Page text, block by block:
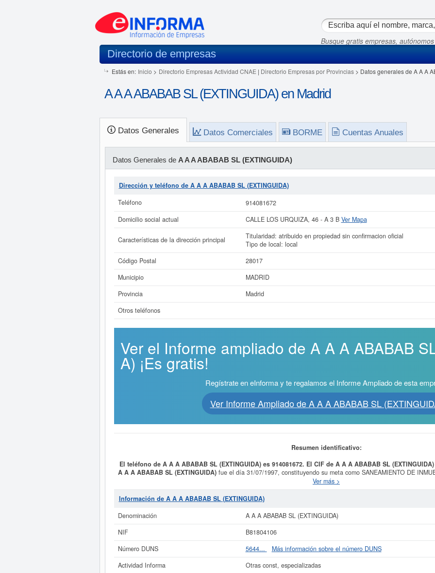
Busque gratis empresas,
Directorio de empresas
Estás en: Inicio > Directorio Empresas Actividad CNAE | Directorio Empresas por Provincias> Datos generales de A A A
A A A ABABAB SL (EXTINGUIDA) en Madrid
Datos Generales Datos Comerciales BORME Cuentas Anuales
Datos Generales de A A A ABABAB SL (EXTINGUIDA)
Dirección y teléfono de A A A ABABAB SL (EXTINGUIDA)
Teléfono
914081672
Domicilio social actual
CALLE LOS URQUIZA, 46 - A 3 B Ver Mapa
Características de la dirección principal
Titularidad: atribuido en propiedad sin confirmacion oficial
Tipo de local: local
Código Postal
28017
Municipio
MADRID
Provincia
Madrid
Otros teléfonos
Ver el Informe ampliado de A A A ABABAB
A) ¡Es gratis!
Regístrate en eInforma y te regalamos el Informe Ampliado de esta
Ver Informe Ampliado de A A A ABABAB SL
Resumen identificativo:
El teléfono de A A A ABABAB SL (EXTINGUIDA) es 914081672. El CIF de A A A ABABAB SL
A A A ABABAB SL (EXTINGUIDA)fue el día 31/07/1997, constituyendo su meta como SANEAMIENTO DE
SANEAMIENTO Y CONSTRUCCION EN GENERAL. LA ADQUISICION. EXPLOTACION Y ENAJENACION
clasificada dentro del CNAE en la categoría 4324 - Otras instalaciones en obras de construcción.A A A
dentro de la clasificación SIC con el número 17960000. El número de empleados de esta empresa es de 5. Se ha
veces, donde la última consulta se ha producido el 05/09/2024. Aquí mismo puede informarse de qué
capital aproximado de esta empresa es de 3.100 a 60.000 €. La empresaA A A ABABAB SL (EXTINGUIDA)
Madrid y tiene en el BORME 31 actos.
Si está interesado en conocer más datos de la empresa A A A ABABAB SL (EXTINGUIDA) puede
A A A ABABAB SL (EXTINGUIDA) y consultar los resultados de sus años de actividad, así como los balances y
La última actualización del informe de empresa se ha realizado el 17/10/2025.
Ver más >
Información de A A A ABABAB SL (EXTINGUIDA)
Denominación
A A A ABABAB SL (EXTINGUIDA)
NIF
B81804106
Número DUNS
5644...
Más información sobre el número DUNS
Actividad Informa
Otras const, especializadas